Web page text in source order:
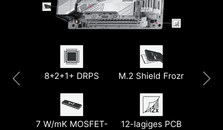
8+2+1+ DRPS M.2 Shield Frozr
7 W/mK MOSFET- 12-lagiges PCB
USB 40G 5G LAN
Wi-Fi 7 Lightning Gen 5
Vorinstalliertes
EZ M.2 Shield